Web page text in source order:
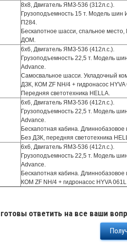
8х8, Двигатель ЯМЗ-536 (312л.с.).
Грузоподъемность 15 т. Модель шин
П284.
Бескапотное шасси, спальное
ДОМ.
6х6, Двигатель ЯМЗ-536 (412л.с.).
Грузоподъемность 22,5 т. Модель
Advance.
Самосвальное шасси. Укладочный
ДЗК, КОМ ZF NH/4 + гидронасос HYVA
Передняя светотехника HELLA.
6х6, Двигатель ЯМЗ-536 (412л.с.).
Грузоподъемность 22,5 т. Модель
Advance.
Бескапотная кабина. Длиннобазовое
Без ДЗК, передняя светотехника
6х6, Двигатель ЯМЗ-536 (412л.с.).
Грузоподъемность 22,5 т. Модель
Advance.
Бескапотная кабина. Длиннобазовое
КОМ ZF NH/4 + гидронасос HYVA
ответить на все ваши